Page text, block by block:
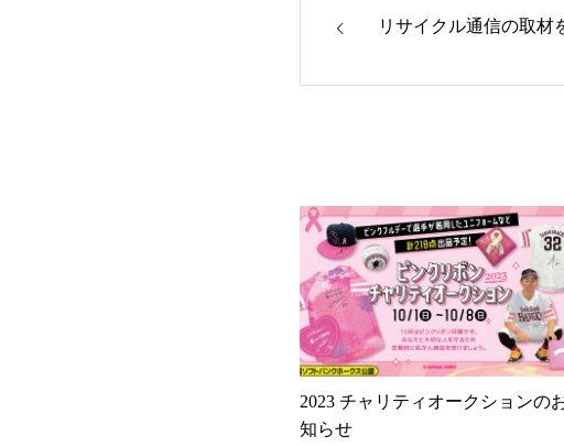
リサイクル通信の取材
2023 チャリティオークションの
知らせ